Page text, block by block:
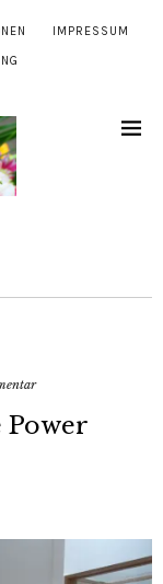
IMPRESSUM
Power